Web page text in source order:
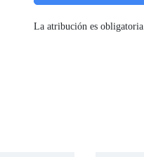
La atribución es obligatoria.